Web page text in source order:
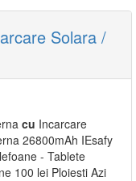
Solara /
cu Incarcare
26800mAh IEsafy
- Tablete
100 lei Ploiesti Azi